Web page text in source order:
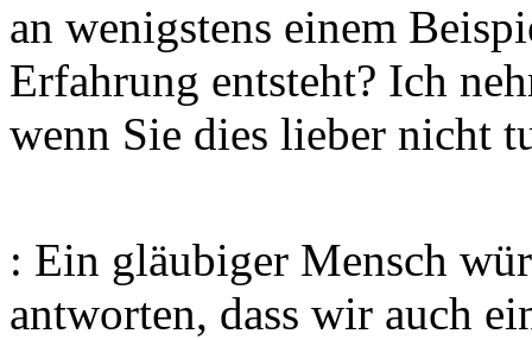
an wenigstens einem
Erfahrung entsteht? Ich
wenn Sie dies lieber nicht
: Ein gläubiger Mensch
antworten, dass wir auch